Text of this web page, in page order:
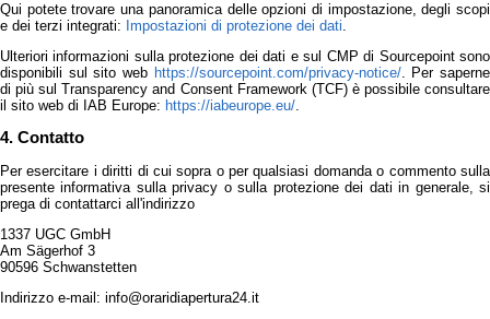
Qui potete trovare una panoramica delle opzioni di impostazione, degli scopi
e dei terzi integrati: Impostazioni di protezione dei dati.
Ulteriori informazioni sulla protezione dei dati e sul CMP di Sourcepoint sono
disponibili sul sito web https://sourcepoint.com/privacy-notice/. Per saperne
di più sul Transparency and Consent Framework (TCF) è possibile consultare
il sito web di IAB Europe: https://iabeurope.eu/.
4. Contatto
Per esercitare i diritti di cui sopra o per qualsiasi domanda o commento sulla
presente informativa sulla privacy o sulla protezione dei dati in generale, si
prega di contattarci all'indirizzo
1337 UGC GmbH
Am Sägerhof 3
90596 Schwanstetten
Indirizzo e-mail: info@oraridiapertura24.it